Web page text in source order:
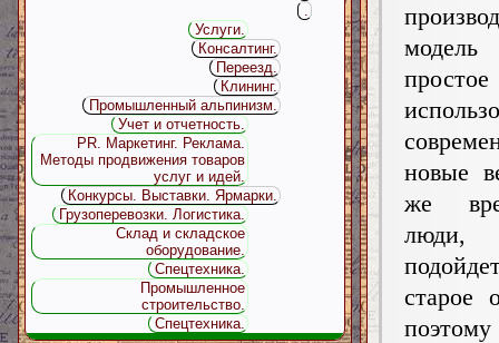
новые
же
люди,
старое
.
Услуги.
Консалтинг.
Переезд.
Клининг.
Промышленный альпинизм.
Учет и отчетность.
PR. Маркетинг. Реклама.
Методы продвижения товаров
услуг и идей.
Конкурсы. Выставки. Ярмарки.
Грузоперевозки. Логистика.
Склад и складское
оборудование.
Спецтехника.
Промышленное
строительство.
Спецтехника.